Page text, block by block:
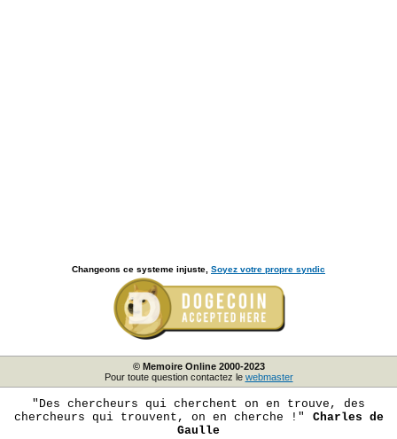
Changeons ce systeme injuste, Soyez votre propre syndic
© Memoire Online 2000-2023
Pour toute question contactez le webmaster
"Des chercheurs qui cherchent on en trouve, des
chercheurs qui trouvent, on en cherche !"
Charles de
Gaulle